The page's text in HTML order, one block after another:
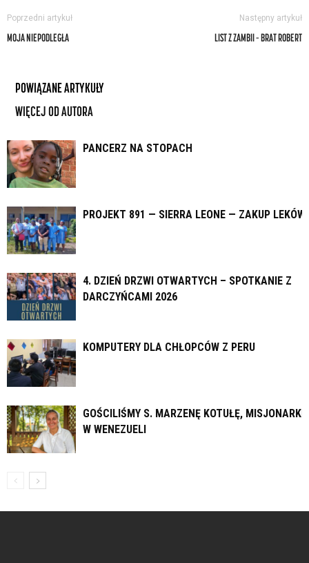
Poprzedni artykuł
MOJA NIEPODLEGŁA
Następny artykuł
LIST Z ZAMBII – BRAT ROBERT
POWIĄZANE ARTYKUŁY
WIĘCEJ OD AUTORA
PANCERZ NA STOPACH
PROJEKT 891 — SIERRA LEONE — ZAKUP LEKÓW
4. DZIEŃ DRZWI OTWARTYCH – SPOTKANIE Z
DARCZYŃCAMI 2026
KOMPUTERY DLA CHŁOPCÓW Z PERU
GOŚCILIŚMY S. MARZENĘ KOTUŁĘ, MISJONARKĘ
W WENEZUELI